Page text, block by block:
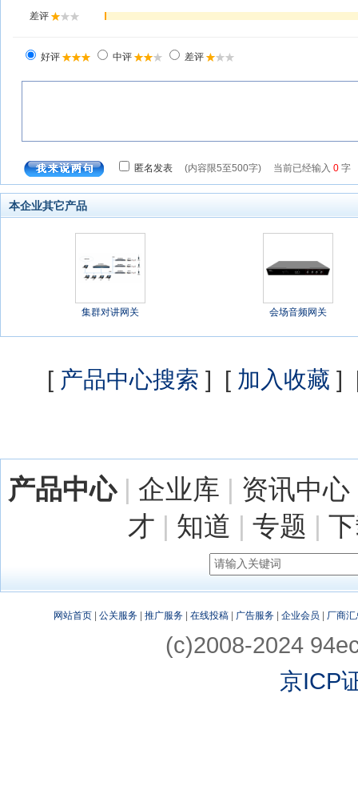
本企业其它产品
集群对讲网关 会场音频网关
[ 产品中心搜索 ] [ 加入收藏 ]
产品中心| 企业库 | 资讯中心
才 | 知道 | 专题 |
网站首页| 公关服务| 推广服务| 在线投稿| 广告服务| 企业会员 厂商汇
(c)2008-2024
京ICP